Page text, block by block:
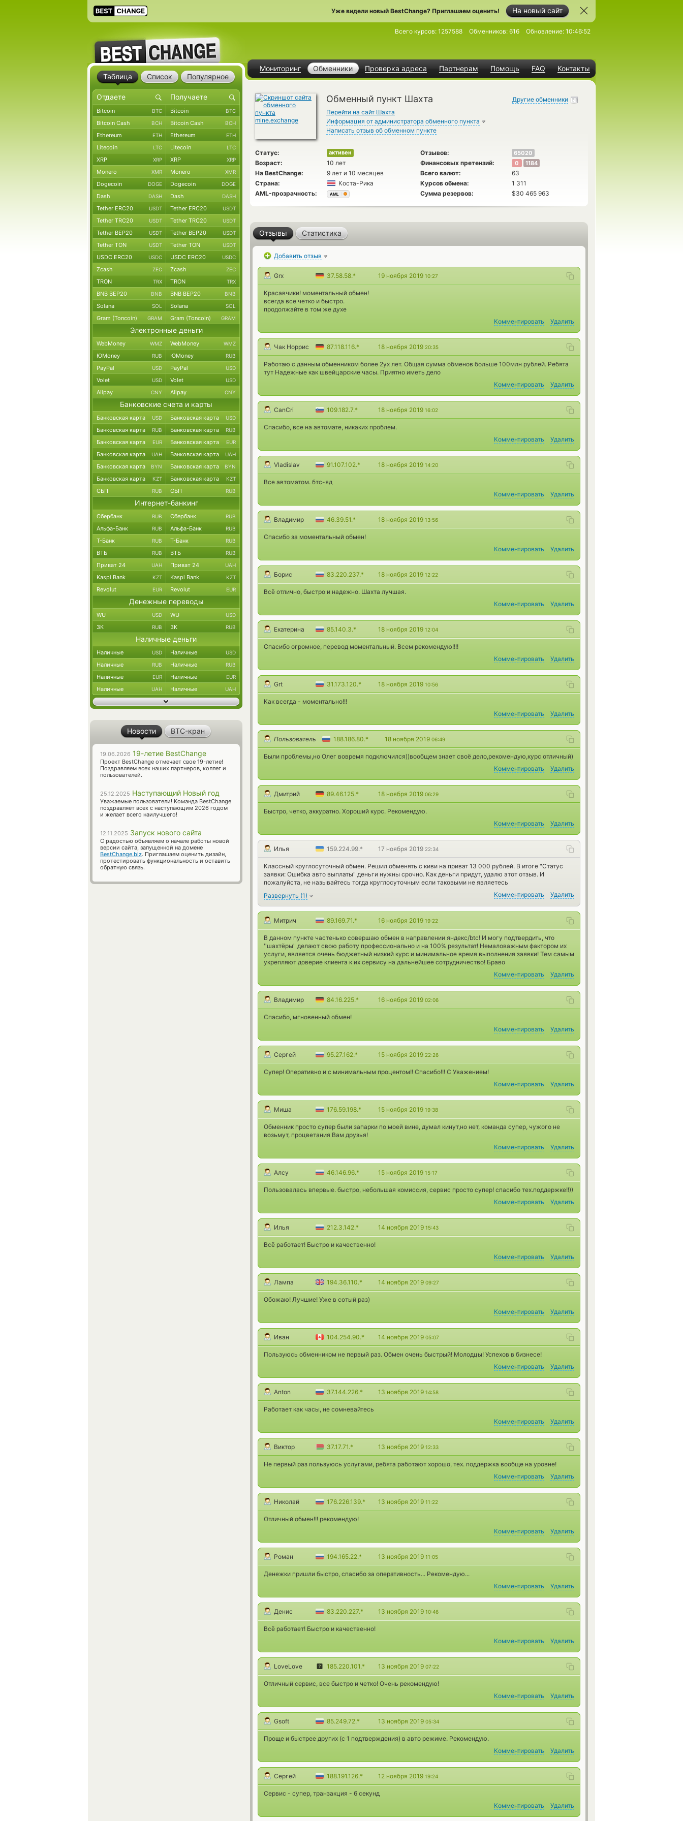
На новый сайт
Уже видели новый BestChange? Приглашаем оценить!
Мониторинг Обменники Проверка адреса Партнерам Помощь FAQ Контакты
Всего курсов: 1257588 Обменников: 616 Обновление: 10:46:52
Обменный пункт Шахта
Перейти на сайт Шахта
Информация от администратора обменного пункта
Написать отзыв об обменном пункте
Другие обменники
Статус: активен Отзывов: 65020
Возраст: 10 лет Финансовых претензий: 0 1184
На BestChange: 9 лет и 10 месяцев Всего валют:
63
Страна:
Коста-Рика Курсов обмена:
1 311
AML-прозрачность:
AML Сумма резервов: $30 465 963
Отзывы Статистика
Добавить отзыв
Grx 37.58.58.* 19 ноября 2019 10:27
Красавчики! моментальный обмен!
всегда все четко и быстро.
продолжайте в том же духе
Комментировать
Удалить
Чак Норрис 87.118.116.* 18 ноября 2019 20:35
Работаю с данным обменником более 2ух лет. Общая сумма обменов больше 100млн рублей. Ребята
тут Надежные как швейцарские часы. Приятно иметь дело
Комментировать
Удалить
CanCri 109.182.7.* 18 ноября 2019 16:02
Спасибо, все на автомате, никаких проблем.
Комментировать
Удалить
Vladislav 91.107.102.* 18 ноября 2019 14:20
Все автоматом. бтс-яд
Комментировать
Удалить
Владимир 46.39.51.* 18 ноября 2019 13:56
Спасибо за моментальный обмен!
Комментировать
Удалить
Борис 83.220.237.* 18 ноября 2019 12:22
Всё отлично, быстро и надежно. Шахта лучшая.
Комментировать
Удалить
Екатерина 85.140.3.* 18 ноября 2019 12:04
Спасибо огромное, перевод моментальный. Всем рекомендую!!!!
Комментировать
Удалить
Grt 31.173.120.* 18 ноября 2019 10:56
Как всегда - моментально!!!
Комментировать
Удалить
Пользователь 188.186.80.* 18 ноября 2019 06:49
Были проблемы,но Олег вовремя подключился))вообщем знает своё дело,рекомендую,курс отличный)
Комментировать
Удалить
Дмитрий 89.46.125.* 18 ноября 2019 06:29
Быстро, четко, аккуратно. Хороший курс. Рекомендую.
Комментировать
Удалить
Илья 159.224.99.* 17 ноября 2019 22:34
Классный круглосуточный обмен. Решил обменять с киви на приват 13 000 рублей. В итоге "Статус
заявки: Ошибка авто выплаты" деньги нужны срочно. Как деньги придут, удалю этот отзыв. И
пожалуйста, не называйтесь тогда круглосуточным если таковыми не являетесь
Развернуть (1) Комментировать Удалить
Митрич 89.169.71.* 16 ноября 2019 19:22
В данном пункте частенько совершаю обмен в направлении яндекс/btc! И могу подтвердить, что
''шахтёры" делают свою работу профессионально и на 100% результат! Немаловажным фактором их
услуги, является очень бюджетный низкий курс и минимальное время выполнения заявки! Тем самым
укрепляют доверие клиента к их сервису на дальнейшее сотрудничество! Браво
Комментировать
Удалить
Владимир 84.16.225.* 16 ноября 2019 02:06
Спасибо, мгновенный обмен!
Комментировать
Удалить
Сергей 95.27.162.* 15 ноября 2019 22:26
Супер! Оперативно и с минимальным процентом!! Спасибо!!! С Уважением!
Комментировать
Удалить
Миша 176.59.198.* 15 ноября 2019 19:38
Обменник просто супер были запарки по моей вине, думал кинут,но нет, команда супер, чужого не
возьмут, процветания Вам друзья!
Комментировать
Удалить
Алсу 46.146.96.* 15 ноября 2019 15:17
Пользовалась впервые. быстро, небольшая комиссия, сервис просто супер! спасибо тех.поддержке!!))
Комментировать
Удалить
Илья 212.3.142.* 14 ноября 2019 15:43
Всё работает! Быстро и качественно!
Комментировать
Удалить
Лампа 194.36.110.* 14 ноября 2019 09:27
Обожаю! Лучшие! Уже в сотый раз)
Комментировать
Удалить
Иван 104.254.90.* 14 ноября 2019 05:07
Пользуюсь обменником не первый раз. Обмен очень быстрый! Молодцы! Успехов в бизнесе!
Комментировать
Удалить
Anton 37.144.226.* 13 ноября 2019 14:58
Работает как часы, не сомневайтесь
Комментировать
Удалить
Виктор 37.17.71.* 13 ноября 2019 12:33
Не первый раз пользуюсь услугами, ребята работают хорошо, тех. поддержка вообще на уровне!
Комментировать
Удалить
Николай 176.226.139.* 13 ноября 2019 11:22
Отличный обмен!!! рекомендую!
Комментировать
Удалить
Роман 194.165.22.* 13 ноября 2019 11:05
Денежки пришли быстро, спасибо за оперативность... Рекомендую...
Комментировать
Удалить
Денис 83.220.227.* 13 ноября 2019 10:46
Всё работает! Быстро и качественно!
Комментировать
Удалить
LoveLove 185.220.101.* 13 ноября 2019 07:22
Отличный сервис, все быстро и четко! Очень рекомендую!
Комментировать
Удалить
Gsoft 85.249.72.* 13 ноября 2019 05:34
Проще и быстрее других (с 1 подтверждения) в авто режиме. Рекомендую.
Комментировать
Удалить
Сергей 188.191.126.* 12 ноября 2019 19:24
Сервис - супер, транзакция - 6 секунд
Комментировать
Удалить
Таблица Список Популярное
Bitcoin BTC Bitcoin BTC
Bitcoin Cash BCH Bitcoin Cash BCH
Ethereum ETH Ethereum ETH
Litecoin LTC Litecoin LTC
XRP XRP XRP XRP
Monero XMR Monero XMR
Dogecoin DOGE Dogecoin DOGE
Dash DASH Dash DASH
Tether ERC20 USDT Tether ERC20 USDT
Tether TRC20 USDT Tether TRC20 USDT
Tether BEP20 USDT Tether BEP20 USDT
Tether TON USDT Tether TON USDT
USDC ERC20 USDC USDC ERC20 USDC
Zcash ZEC Zcash ZEC
TRON TRX TRON TRX
BNB BEP20 BNB BNB BEP20 BNB
Solana SOL Solana SOL
Gram (Toncoin) GRAM Gram (Toncoin) GRAM
Электронные деньги
WebMoney WMZ WebMoney WMZ
ЮMoney RUB ЮMoney RUB
PayPal USD PayPal USD
Volet USD Volet USD
Alipay CNY Alipay CNY
Банковские счета и карты
Банковская карта USD Банковская карта USD
Банковская карта RUB Банковская карта RUB
Банковская карта EUR Банковская карта EUR
Банковская карта UAH Банковская карта UAH
Банковская карта BYN Банковская карта BYN
Банковская карта KZT Банковская карта KZT
СБП RUB СБП RUB
Интернет-банкинг
Сбербанк RUB Сбербанк RUB
Альфа-Банк RUB Альфа-Банк RUB
Т-Банк RUB Т-Банк RUB
ВТБ RUB ВТБ RUB
Приват 24 UAH Приват 24 UAH
Kaspi Bank KZT Kaspi Bank KZT
Revolut EUR Revolut EUR
Денежные переводы
WU USD WU USD
ЗК RUB ЗК RUB
Наличные деньги
Наличные USD Наличные USD
Наличные RUB Наличные RUB
Наличные EUR Наличные EUR
Наличные UAH Наличные UAH
Новости BTC-кран
19.06.2026 19-летие BestChange
Проект BestChange отмечает свое 19-летие!
Поздравляем всех наших партнеров, коллег и
пользователей.
25.12.2025 Наступающий Новый год
Уважаемые пользователи! Команда BestChange
поздравляет всех с наступающим 2026 годом
и желает всего наилучшего!
12.11.2025 Запуск нового сайта
С радостью объявляем о начале работы новой
версии сайта, запущенной на домене
BestChange.biz. Приглашаем оценить дизайн,
протестировать функциональность и оставить
обратную связь.